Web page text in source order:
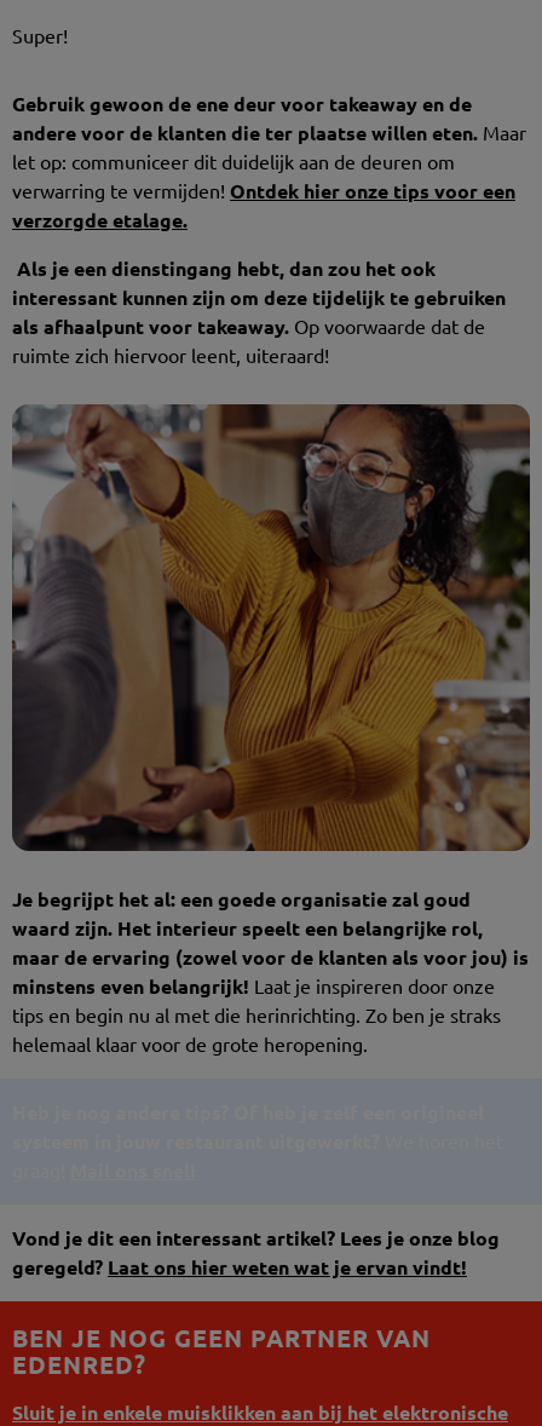
Super!
Gebruik gewoon de ene deur voor takeaway en de
andere voor de klanten die ter plaatse willen eten. Maar
let op: communiceer dit duidelijk aan de deuren om
verwarring te vermijden! Ontdek hier onze tips voor een
verzorgde etalage.
Als je een dienstingang hebt, dan zou het ook
interessant kunnen zijn om deze tijdelijk te gebruiken
als afhaalpunt voor takeaway. Op voorwaarde dat de
ruimte zich hiervoor leent, uiteraard!
Je begrijpt het al: een goede organisatie zal goud
waard zijn. Het interieur speelt een belangrijke rol,
maar de ervaring (zowel voor de klanten als voor jou) is
minstens even belangrijk! Laat je inspireren door onze
tips en begin nu al met die herinrichting. Zo ben je straks
helemaal klaar voor de grote heropening.
Vond je dit een interessant artikel? Lees je onze blog
geregeld? Laat ons hier weten wat je ervan vindt!
BEN JE NOG GEEN PARTNER VAN
EDENRED?
Sluit je in enkele muisklikken aan bij het elektronische